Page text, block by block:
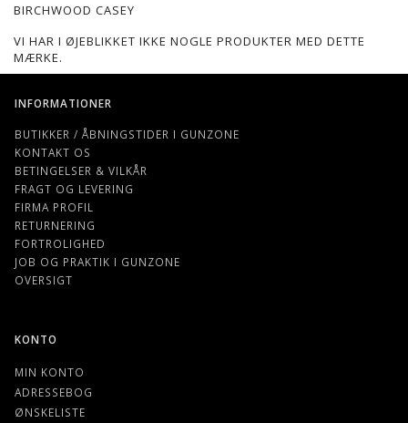
BIRCHWOOD CASEY
VI HAR I ØJEBLIKKET IKKE NOGLE PRODUKTER MED DETTE
MÆRKE.
INFORMATIONER
BUTIKKER / ÅBNINGSTIDER I GUNZONE
KONTAKT OS
BETINGELSER & VILKÅR
FRAGT OG LEVERING
FIRMA PROFIL
RETURNERING
FORTROLIGHED
JOB OG PRAKTIK I GUNZONE
OVERSIGT
KONTO
MIN KONTO
ADRESSEBOG
ØNSKELISTE